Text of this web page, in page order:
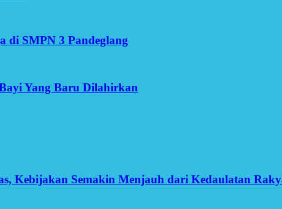
di SMPN 3 Pandeglang
Yang Baru Dilahirkan
Kebijakan Semakin Menjauh dari Kedaulatan